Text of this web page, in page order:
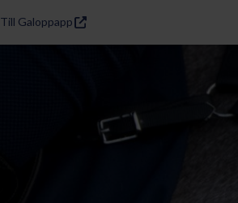
Till Galoppapp